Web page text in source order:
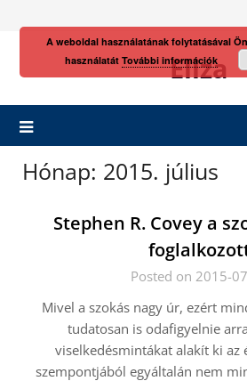
Eliza
Hónap: 2015. július
Stephen R. Covey a
Posted on 2015-
Mivel a szokás nagy úr, ezért
tudatosan is odafigyelnie
viselkedésmintákat alakít ki az
szempontjából egyáltalán nem
A weboldal használatának folytatásával
használatát További információk